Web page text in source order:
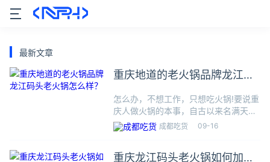
最新文章
重庆地道的老火锅品牌龙江码
怎么办，不想工作，只想吃火锅!要说重
庆人做火锅的本事，自古以来名满天
下，任谁都会竖起大拇指道生“服气”。
一座城，两条江，山城重庆锅头烫。一
着你，小编带你去了解一下，重
成都吃货 09-16
重庆龙江码头老火锅如何加盟